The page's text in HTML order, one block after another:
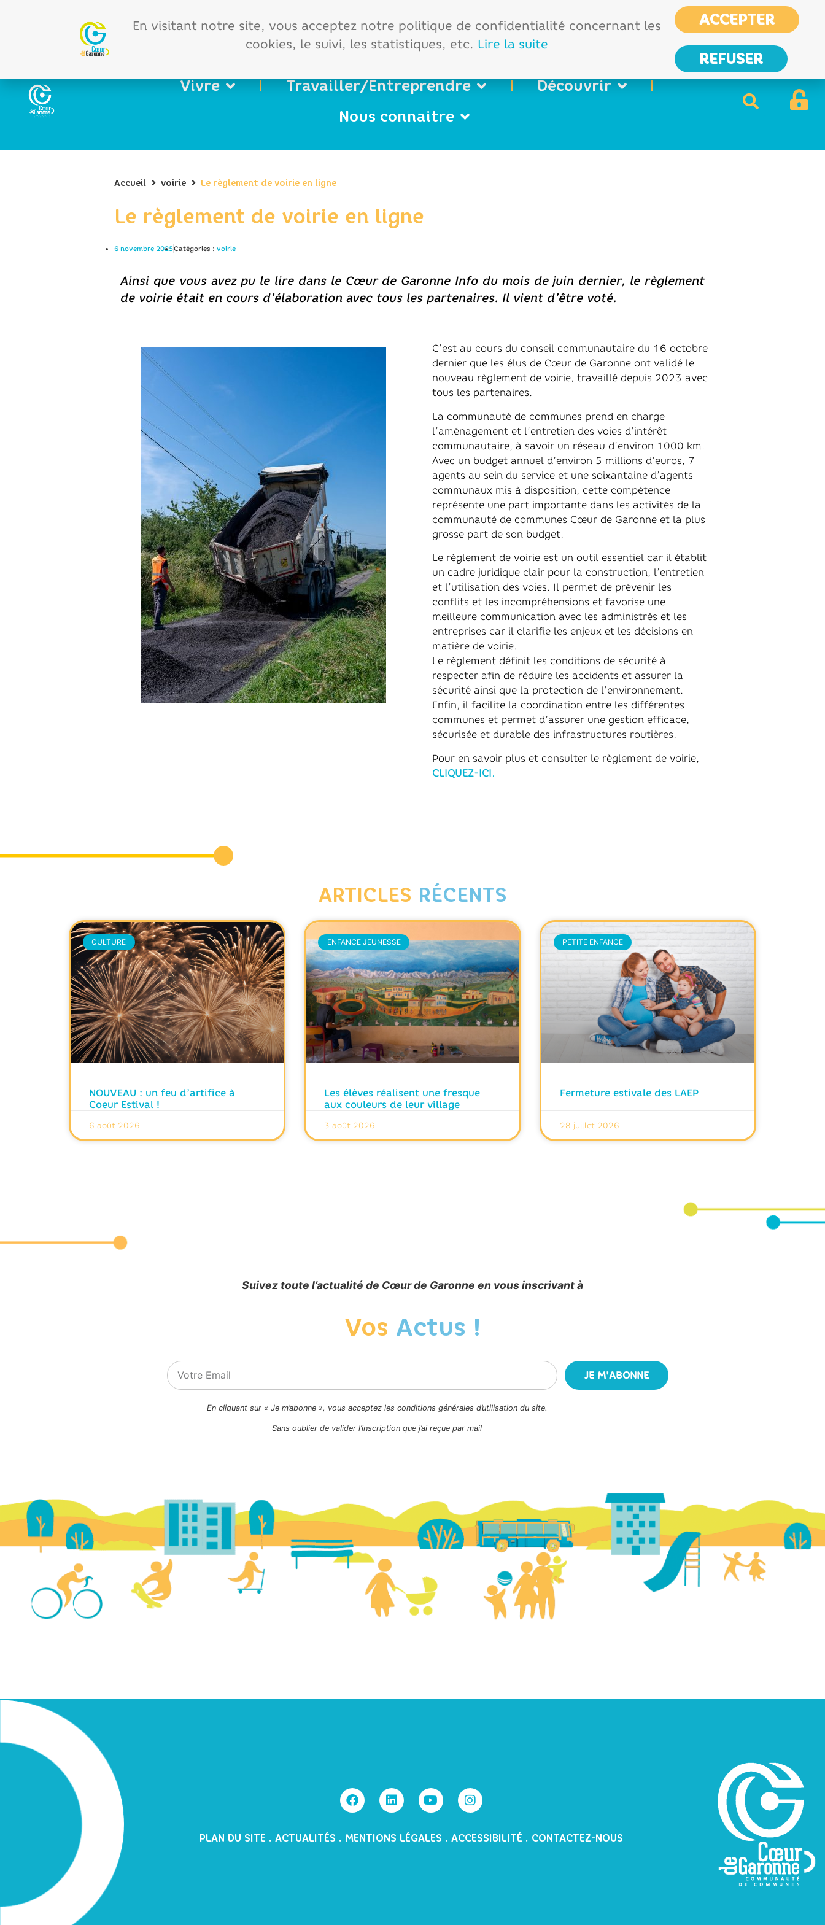
France services
Nous
contacter
Vivre Travailler/Entreprendre
Découvrir
Nous connaitre
Accueil voirie Le règlement de voirie en ligne
Le règlement de voirie en ligne
6 novembre 2025Catégories : voirie
Ainsi que vous avez pu le lire dans le Cœur de Garonne Info du mois de juin dernier, le règlement
de voirie était en cours d’élaboration avec tous les partenaires. Il vient d’être voté.
C’est au cours du conseil communautaire du 16 octobre
dernier que les élus de Cœur de Garonne ont validé le
nouveau règlement de voirie, travaillé depuis 2023 avec
tous les partenaires.
La communauté de communes prend en charge
l’aménagement et l’entretien des voies d’intérêt
communautaire, à savoir un réseau d’environ 1000 km.
Avec un budget annuel d’environ 5 millions d’euros, 7
agents au sein du service et une soixantaine d’agents
communaux mis à disposition, cette compétence
représente une part importante dans les activités de la
communauté de communes Cœur de Garonne et la plus
grosse part de son budget.
Le règlement de voirie est un outil essentiel car il établit
un cadre juridique clair pour la construction, l’entretien
et l’utilisation des voies. Il permet de prévenir les
conflits et les incompréhensions et favorise une
meilleure communication avec les administrés et les
entreprises car il clarifie les enjeux et les décisions en
matière de voirie.
Le règlement définit les conditions de sécurité à
respecter afin de réduire les accidents et assurer la
sécurité ainsi que la protection de l’environnement.
Enfin, il facilite la coordination entre les différentes
communes et permet d’assurer une gestion efficace,
sécurisée et durable des infrastructures routières.
Pour en savoir plus et consulter le règlement de voirie,
CLIQUEZ-ICI.
ARTICLES RÉCENTS
CULTURE
NOUVEAU : un feu d’artifice à
Coeur Estival !
6 août 2026
ENFANCE JEUNESSE
Les élèves réalisent une fresque
aux couleurs de leur village
3 août 2026
PETITE ENFANCE
Fermeture estivale des LAEP
28 juillet 2026
Suivez toute l’actualité de Cœur de Garonne en vous inscrivant à
Vos Actus !
JE M'ABONNE
En cliquant sur « Je m’abonne », vous acceptez les conditions générales d’utilisation du site.
Sans oublier de valider l’inscription que j’ai reçue par mail
PLAN DU SITE . ACTUALITÉS . MENTIONS LÉGALES . ACCESSIBILITÉ . CONTACTEZ-NOUS
En visitant notre site, vous acceptez notre politique de confidentialité concernant les
cookies, le suivi, les statistiques, etc. Lire la suite
ACCEPTER
REFUSER